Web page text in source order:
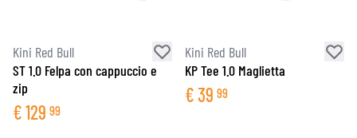
Kini Red Bull
ST 1.0 Felpa con cappuccio e
zip
€129 99
Kini Red Bull
KP Tee 1.0 Maglietta
€39 99